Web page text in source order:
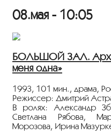
попадает один из
(Андрей Мягков)
Психологический
Ибрагимбекова
«Утомленные
мой талисман»).
Госфильмофонда России.
Лента
«ПЕРСОНА. Александр
08.мая - 10:05
БОЛЬШОЙ ЗАЛ.
меня одна»
1993, 101 мин., драма,
Режиссер: Дмитрий
В ролях: Александр
Светлана Рябова,
Морозова, Ирина